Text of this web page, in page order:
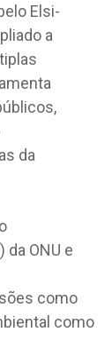
Elsi-
a
da
ONU e
como
como